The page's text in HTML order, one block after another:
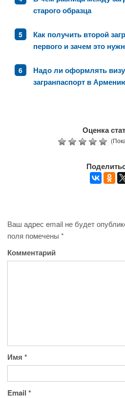
старого образца
Как получить второй
первого и зачем это
Надо ли оформлять
загранпаспорт в
Оценка
Ваш адрес email не будет
поля помечены *
Комментарий
Имя *
Email *